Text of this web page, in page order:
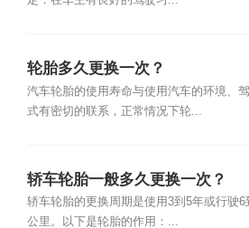
轮胎多久更换一次？
汽车轮胎的使用寿命与使用汽车的环境、
式有密切的联系，正常情况下轮...
轿车轮胎一般多久更换一次？
轿车轮胎的更换周期是使用3到5年或行驶6
公里。以下是轮胎的作用：...